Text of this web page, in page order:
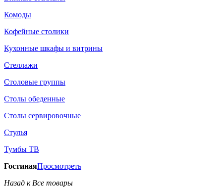
Комоды
Кофейные столики
Кухонные шкафы и витрины
Стеллажи
Столовые группы
Столы обеденные
Столы сервировочные
Стулья
Тумбы ТВ
ГостинаяПросмотреть
Назад к Все товары